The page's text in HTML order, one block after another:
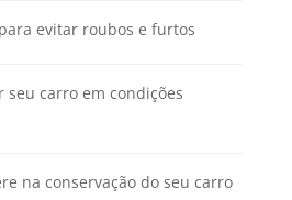
evitar roubos e furtos
seu carro em condições
na conservação do seu carro